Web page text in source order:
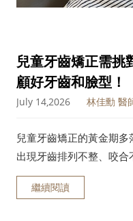
兒童牙齒矯正需挑
顧好牙齒和臉型！
July 14,2026 林佳勳 醫
兒童牙齒矯正的黃金期
出現牙齒排列不整、咬合
情況，家長就應盡早讓醫
釉牙醫完整說明兒童牙
繼續閱讀